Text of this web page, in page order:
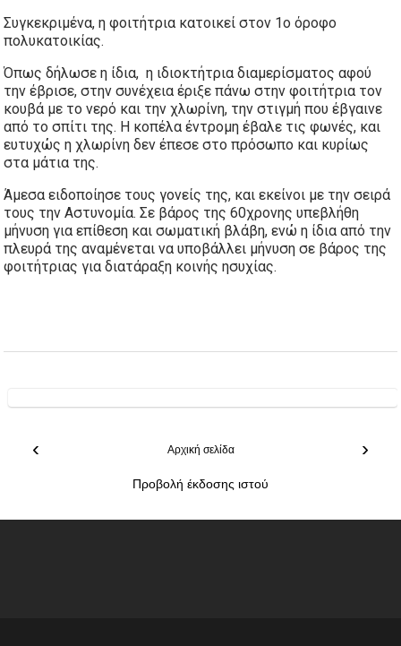
Συγκεκριμένα, η φοιτήτρια κατοικεί στον 1ο όροφο
πολυκατοικίας.
Όπως δήλωσε η ίδια, η ιδιοκτήτρια διαμερίσματος αφού
την έβρισε, στην συνέχεια έριξε πάνω στην φοιτήτρια τον
κουβά με το νερό και την χλωρίνη, την στιγμή που έβγαινε
από το σπίτι της. Η κοπέλα έντρομη έβαλε τις φωνές, και
ευτυχώς η χλωρίνη δεν έπεσε στο πρόσωπο και κυρίως
στα μάτια της.
Άμεσα ειδοποίησε τους γονείς της, και εκείνοι με την σειρά
τους την Αστυνομία. Σε βάρος της 60χρονης υπεβλήθη
μήνυση για επίθεση και σωματική βλάβη, ενώ η ίδια από την
πλευρά της αναμένεται να υποβάλλει μήνυση σε βάρος της
φοιτήτριας για διατάραξη κοινής ησυχίας.
‹ ›
Αρχική σελίδα
Προβολή έκδοσης ιστού